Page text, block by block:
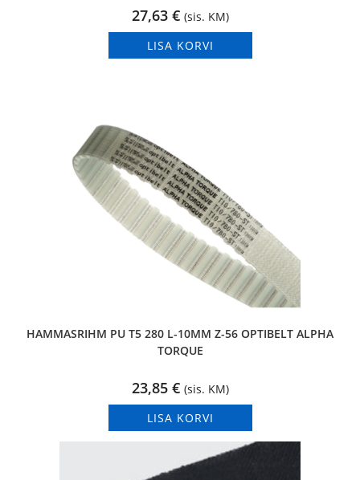
27,63 € (sis. KM)
LISA KORVI
HAMMASRIHM PU T5 280 L-10MM Z-56 OPTIBELT ALPHA
TORQUE
23,85 € (sis. KM)
LISA KORVI